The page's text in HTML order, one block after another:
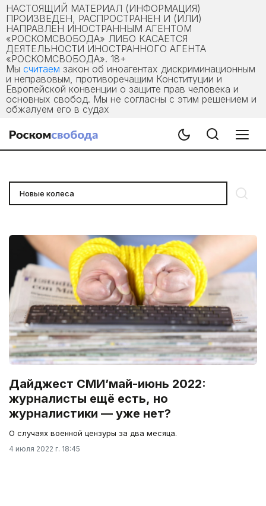
НАСТОЯЩИЙ МАТЕРИАЛ (ИНФОРМАЦИЯ)
ПРОИЗВЕДЕН, РАСПРОСТРАНЕН И (ИЛИ)
НАПРАВЛЕН ИНОСТРАННЫМ АГЕНТОМ
«РОСКОМСВОБОДА» ЛИБО КАСАЕТСЯ
ДЕЯТЕЛЬНОСТИ ИНОСТРАННОГО АГЕНТА
«РОСКОМСВОБОДА». 18+
Мы считаем закон об иноагентах дискриминационным
и неправовым, противоречащим Конституции и
Европейской конвенции о защите прав человека и
основных свобод. Мы не согласны с этим решением и
обжалуем его в судах
Дайджест СМИ’май-июнь 2022:
журналисты ещё есть, но
журналистики — уже нет?
О случаях военной цензуры за два месяца.
4 июля 2022 г. 18:45